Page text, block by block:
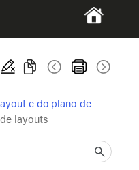
e do plano de
layouts